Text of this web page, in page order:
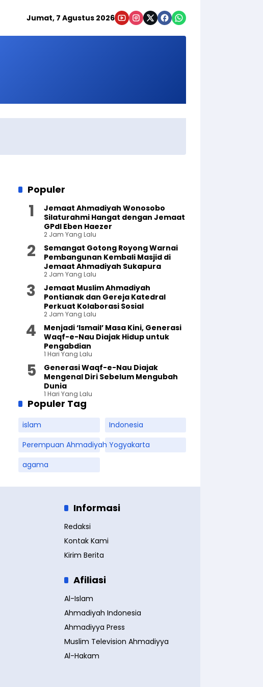
Jumat, 7 Agustus 2026
Populer
Jemaat Ahmadiyah Wonosobo
Silaturahmi Hangat dengan Jemaat
GPdI Eben Haezer
2 Jam Yang Lalu
Semangat Gotong Royong Warnai
Pembangunan Kembali Masjid di
Jemaat Ahmadiyah Sukapura
2 Jam Yang Lalu
Jemaat Muslim Ahmadiyah
Pontianak dan Gereja Katedral
Perkuat Kolaborasi Sosial
2 Jam Yang Lalu
Menjadi ‘Ismail’ Masa Kini, Generasi
Waqf-e-Nau Diajak Hidup untuk
Pengabdian
1 Hari Yang Lalu
Generasi Waqf-e-Nau Diajak
Mengenal Diri Sebelum Mengubah
Dunia
1 Hari Yang Lalu
Populer Tag
islam
Indonesia
Perempuan Ahmadiyah Yogyakarta
agama
Informasi
Redaksi
Kontak Kami
Kirim Berita
Afiliasi
Al-Islam
Ahmadiyah Indonesia
Ahmadiyya Press
Muslim Television Ahmadiyya
Al-Hakam